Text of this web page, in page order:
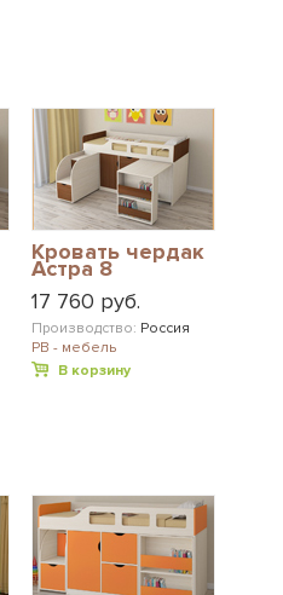
Кровать чердак
Астра 8
17 760 руб.
Производство: Россия
РВ - мебель
В корзину